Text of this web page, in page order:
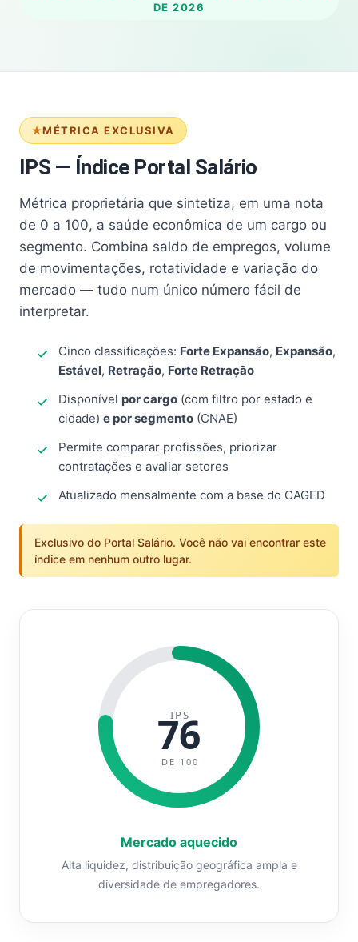
DE 2026
MÉTRICA EXCLUSIVA
IPS — Índice Portal Salário
Métrica proprietária que sintetiza, em uma nota
de 0 a 100, a saúde econômica de um cargo ou
segmento. Combina saldo de empregos, volume
de movimentações, rotatividade e variação do
mercado — tudo num único número fácil de
interpretar.
Cinco classificações: Forte Expansão, Expansão,
Estável, Retração, Forte Retração
Disponível por cargo (com filtro por estado e
cidade) e por segmento (CNAE)
Permite comparar profissões, priorizar
contratações e avaliar setores
Atualizado mensalmente com a base do CAGED
Exclusivo do Portal Salário. Você não vai encontrar este
índice em nenhum outro lugar.
IPS
76
DE 100
Mercado aquecido
Alta liquidez, distribuição geográfica ampla e
diversidade de empregadores.